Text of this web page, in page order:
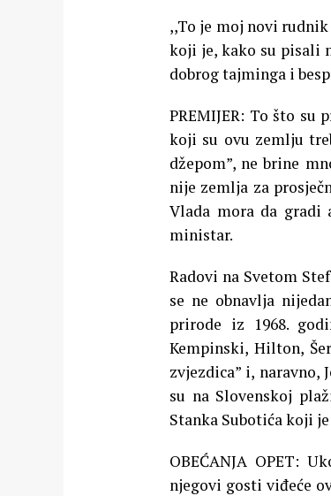
,,To je moj novi
koji je, kako su pisali
dobrog tajminga i
PREMIJER: To što
koji su ovu zemlju
džepom”, ne brine
nije zemlja za
Vlada mora da gradi
ministar.
Radovi na Svetom
se ne obnavlja
prirode iz 1968.
Kempinski, Hilton,
zvjezdica” i, naravno,
su na Slovenskoj
Stanka Subotića koji
OBEĆANJA OPET:
njegovi gosti viđeće